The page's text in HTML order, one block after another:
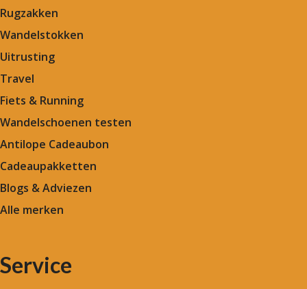
Rugzakken
Wandelstokken
Uitrusting
Travel
Fiets & Running
Wandelschoenen testen
Antilope Cadeaubon
Cadeaupakketten
Blogs & Adviezen
Alle merken
Service